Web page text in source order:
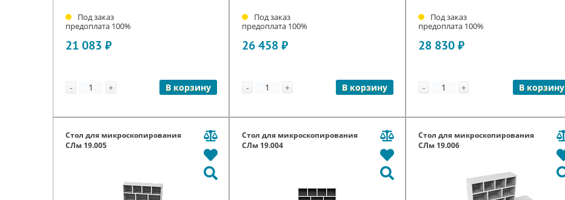
Под заказ
предоплата 100%
21 083 ₽
- + В корзину
Под заказ
предоплата 100%
26 458 ₽
- + В корзину
Под заказ
предоплата 100%
28 830 ₽
- + В корзину
Стол для микроскопирования
СЛм 19.005
Стол для микроскопирования
СЛм 19.004
Стол для микроскопирования
СЛм 19.006